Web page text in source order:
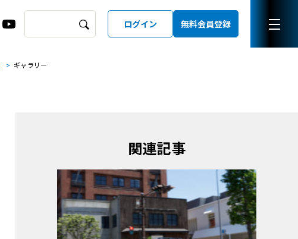
ログイン 無料会員登録
ギャラリー
関連記事